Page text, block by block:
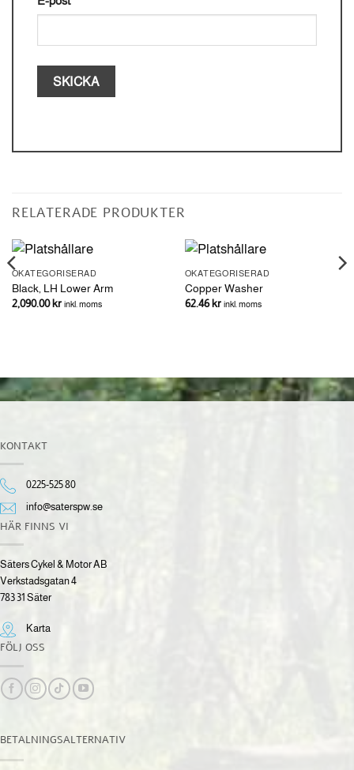
RELATERADE PRODUKTER
OKATEGORISERAD
Black, LH Lower Arm
2,090.00kr inkl. moms
OKATEGORISERAD
Copper Washer
62.46kr inkl. moms
KONTAKT
0225-525 80
info@saterspw.se
HÄR FINNS VI
Säters Cykel & Motor AB
Verkstadsgatan 4
783 31 Säter
Karta
FÖLJ OSS
BETALNINGSALTERNATIV